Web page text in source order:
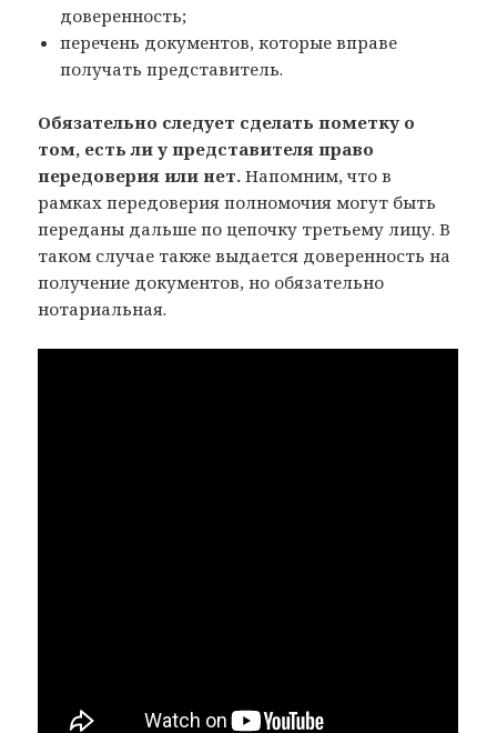
доверенность;
перечень документов, которые вправе
получать представитель.
Обязательно следует сделать пометку о
том, есть ли у представителя право
передоверия или нет. Напомним, что в
рамках передоверия полномочия могут быть
переданы дальше по цепочку третьему лицу. В
таком случае также выдается доверенность на
получение документов, но обязательно
нотариальная.